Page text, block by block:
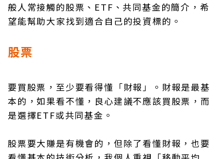
般人常接觸的股票、ETF、共同基金的簡介，希
望能幫助大家找到適合自己的投資標的。
股票
要買股票，至少要看得懂「財報」。財報是最基
本的，如果看不懂，良心建議不應該買股票，而
是選擇ETF或共同基金。
股票要大賺是有機會的，但除了看懂財報，也要